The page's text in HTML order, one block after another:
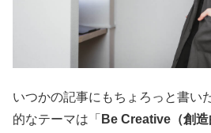
いつかの記事にもちょろっと書い
的なテーマは「 Be Creative（創造